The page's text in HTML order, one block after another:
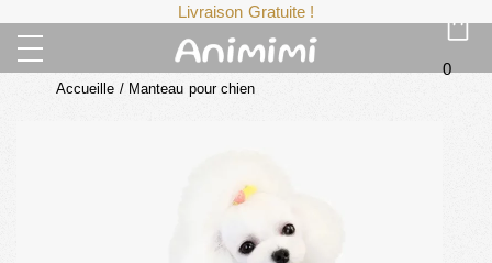
Livraison Gratuite !
0
Accueille / Manteau pour chien